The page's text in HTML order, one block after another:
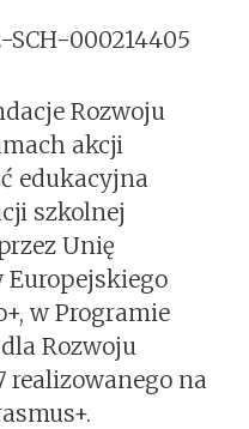
SCH-000214405
Rozwoju
akcji
edukacyjna
szkolnej
Unię
Europejskiego
w Programie
Rozwoju
realizowanego na